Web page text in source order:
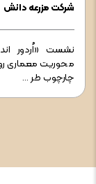
شرکت مزرعه دانش
نشست «اُردور
محوریت معماری
چارچوب طر ...